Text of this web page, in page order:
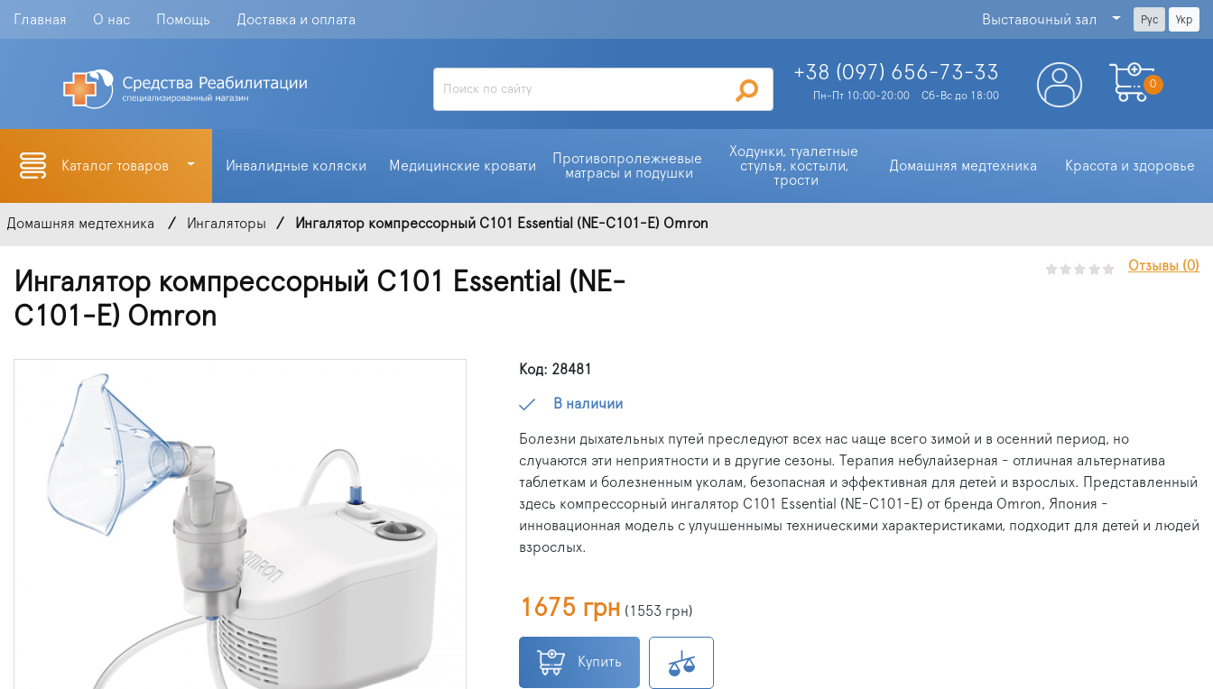
Главная О нас Помощь Доставка и оплата Выставочный зал Рус Укр
+38 (097) 656-73-33
Пн-Пт 10:00-20:00 Сб-Вс до 18:00
0
Каталог товаров Инвалидные коляски Медицинские кровати
Противопролежневые
матрасы и подушки
Ходунки, туалетные
стулья, костыли,
трости
Домашняя медтехника Красота и здоровье
Домашняя медтехника Ингаляторы Ингалятор компрессорный C101 Essential (NE-C101-E) Omron
Ингалятор компрессорный C101 Essential (NE-
C101-E) Omron
Отзывы (0)
Код: 28481
В наличии
Болезни дыхательных путей преследуют всех нас чаще всего зимой и в осенний период, но
случаются эти неприятности и в другие сезоны. Терапия небулайзерная - отличная альтернатива
таблеткам и болезненным уколам, безопасная и эффективная для детей и взрослых. Представленный
здесь компрессорный ингалятор C101 Essential (NE-C101-E) от бренда Omron, Япония -
инновационная модель с улучшеннымы техническими характеристиками, подходит для детей и людей
взрослых.
1675 грн (1553 грн)
Купить